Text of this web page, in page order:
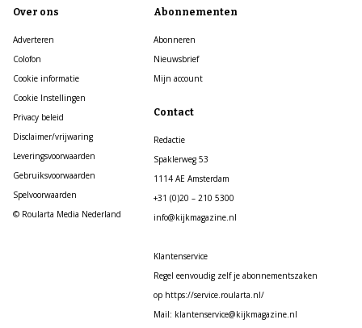
Over ons
Adverteren
Colofon
Cookie informatie
Cookie Instellingen
Privacy beleid
Disclaimer/vrijwaring
Leveringsvoorwaarden
Gebruiksvoorwaarden
Spelvoorwaarden
© Roularta Media Nederland
Abonnementen
Abonneren
Nieuwsbrief
Mijn account
Contact
Redactie
Spaklerweg 53
1114 AE Amsterdam
+31 (0)20 – 210 5300
info@kijkmagazine.nl
Klantenservice
Regel eenvoudig zelf je abonnementszaken
op https://service.roularta.nl/
Mail: klantenservice@kijkmagazine.nl